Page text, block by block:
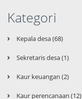
Kategori
Kepala desa (68)
Sekretaris desa (1)
Kaur keuangan (2)
Kaur perencanaan (12)